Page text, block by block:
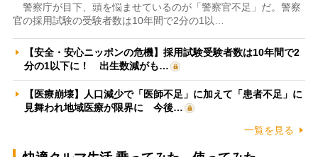
警察庁が目下、頭を悩ませているのが「警察官不足」だ。警察
官の採用試験の受験者数は10年間で2分の1以…
【安全・安心ニッポンの危機】採用試験受験者数は10年間で2
分の1以下に！ 出生数減がも…
【医療崩壊】人口減少で「医師不足」に加えて「患者不足」に
見舞われ地域医療が限界に 今後…
一覧を見る